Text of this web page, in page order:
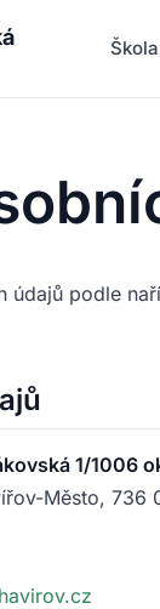
Škola
podle
1/1006
Město, 736